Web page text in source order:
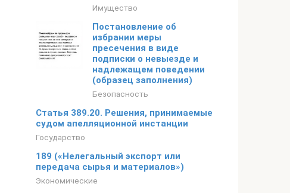
Имущество
Постановление об
избрании меры
пресечения в виде
подписки о невыезде и
надлежащем поведении
(образец заполнения)
Безопасность
Статья 389.20. Решения, принимаемые
судом апелляционной инстанции
Государство
189 («Нелегальный экспорт или
передача сырья и материалов»)
Экономические